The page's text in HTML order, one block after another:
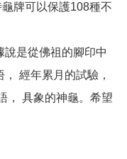
牌可以保護108種不
是從佛祖的腳印中
經年累月的試驗，
， 具象的神龜。希望